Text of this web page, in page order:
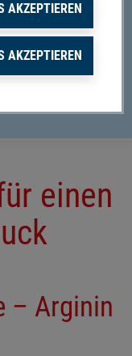
einen
– Arginin
AKZEPTIEREN
AKZEPTIEREN